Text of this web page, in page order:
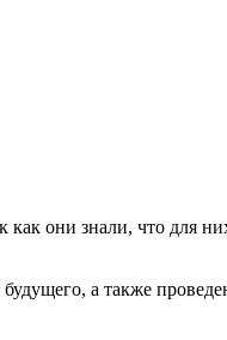
они знали, что для
а также